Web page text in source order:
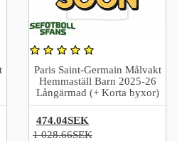
Paris Saint-Germain Målvakt
Hemmaställ Barn 2025-26
Långärmad (+ Korta byxor)
474.04SEK
1 028.66SEK